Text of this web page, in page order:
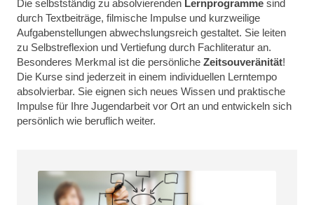
Die selbstständig zu absolvierenden Lernprogramme sind
durch Textbeiträge, filmische Impulse und kurzweilige
Aufgabenstellungen abwechslungsreich gestaltet. Sie leiten
zu Selbstreflexion und Vertiefung durch Fachliteratur an.
Besonderes Merkmal ist die persönliche Zeitsouveränität!
Die Kurse sind jederzeit in einem individuellen Lerntempo
absolvierbar. Sie eignen sich neues Wissen und praktische
Impulse für Ihre Jugendarbeit vor Ort an und entwickeln sich
persönlich wie beruflich weiter.